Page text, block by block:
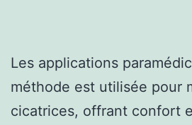
Les applications
méthode est utilisée pour
cicatrices, offrant confort